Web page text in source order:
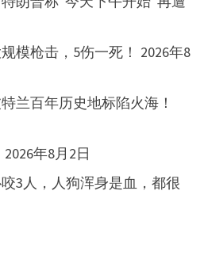
模枪击，5伤一死！ 2026年8
兰百年历史地标陷火海！
2026年8月2日
3人，人狗浑身是血，都很